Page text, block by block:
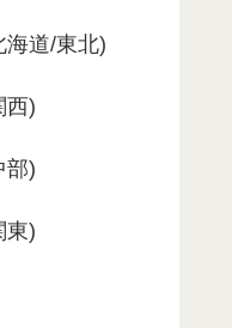
海道/東北)
西)
部)
東)